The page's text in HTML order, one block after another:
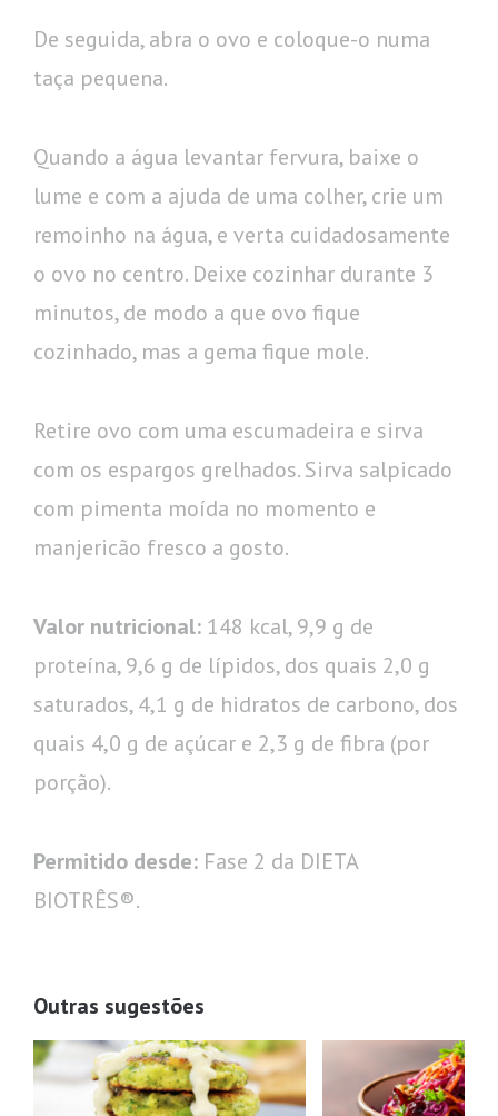
De seguida, abra o ovo e coloque-o numa
taça pequena.
Quando a água levantar fervura, baixe o
lume e com a ajuda de uma colher, crie um
remoinho na água, e verta cuidadosamente
o ovo no centro. Deixe cozinhar durante 3
minutos, de modo a que ovo fique
cozinhado, mas a gema fique mole.
Retire ovo com uma escumadeira e sirva
com os espargos grelhados. Sirva salpicado
com pimenta moída no momento e
manjericão fresco a gosto.
Valor nutricional: 148 kcal, 9,9 g de
proteína, 9,6 g de lípidos, dos quais 2,0 g
saturados, 4,1 g de hidratos de carbono, dos
quais 4,0 g de açúcar e 2,3 g de fibra (por
porção).
Permitido desde: Fase 2 da DIETA
BIOTRÊS®.
Outras sugestões